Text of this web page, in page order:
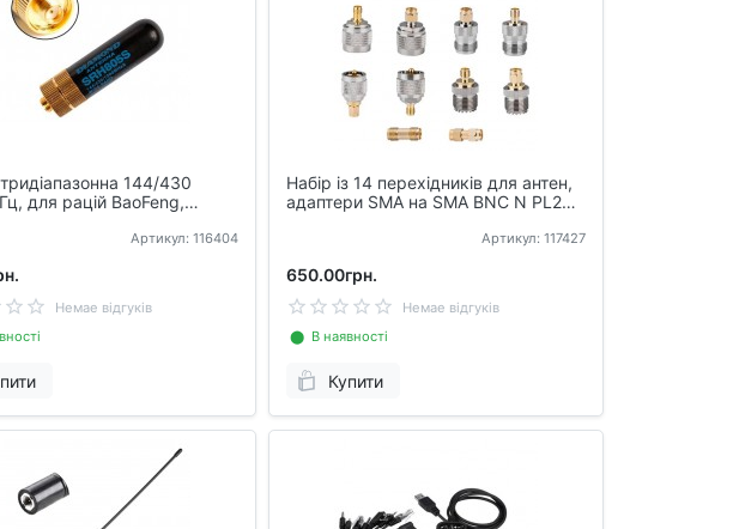
144/430
для рацій BaoFeng,
Артикул: 116404
Немае відгуків
Набір із 14 перехідників для антен,
адаптери SMA на SMA BNC N PL259
Артикул: 117427
650.00грн.
Немае відгуків
⬤ В наявності
Купити